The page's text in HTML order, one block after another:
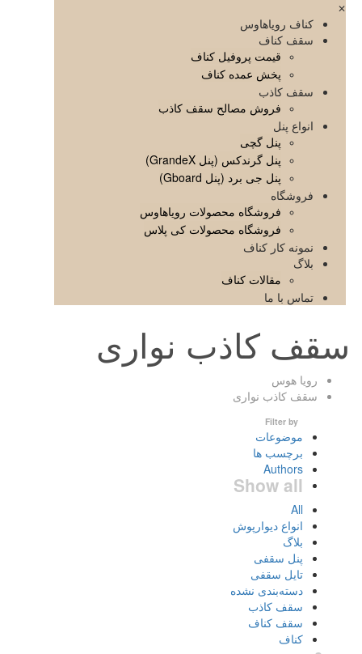
✕
کناف رویاهاوس
سقف کناف
قیمت پروفیل کناف
پخش عمده کناف
سقف کاذب
فروش مصالح سقف کاذب
انواع پنل
پنل گچی
پنل گرندکس (پنل GrandeX)
پنل جی برد (پنل Gboard)
فروشگاه
فروشگاه محصولات رویاهاوس
فروشگاه محصولات کی پلاس
نمونه کار کناف
بلاگ
مقالات کناف
تماس با ما
سقف کاذب نواری
رویا هوس
سقف کاذب نواری
Filter by
موضوعات
برچسب ها
Authors
Show all
All
انواع دیوارپوش
بلاگ
پنل سقفی
تایل سقفی
دسته‌بندی نشده
سقف کاذب
سقف کناف
کناف